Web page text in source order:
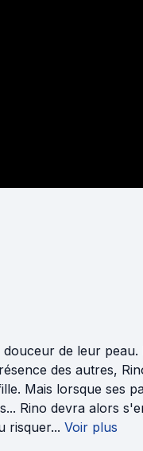
de leur peau.
des autres,
Mais lorsque ses
Rino devra alors
risquer... Voir plus